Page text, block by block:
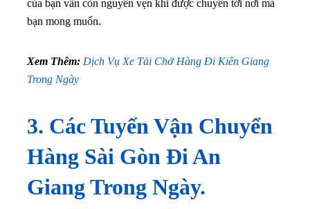
của bạn vẫn còn nguyên vẹn khi được chuyển tới nơi mà
bạn mong muốn.
Xem Thêm: Dịch Vụ Xe Tải Chở Hàng Đi Kiên Giang
Trong Ngày
3. Các Tuyến Vận Chuyển
Hàng Sài Gòn Đi An
Giang Trong Ngày.